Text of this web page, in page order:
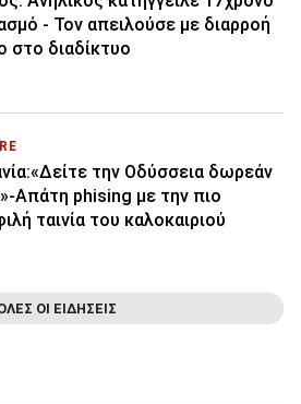
- Τον απειλούσε με διαρροή
στο διαδίκτυο
την Οδύσσεια δωρεάν
Απάτη phising με την πιο
ταινία του καλοκαιριού
ΟΙ ΕΙΔΗΣΕΙΣ